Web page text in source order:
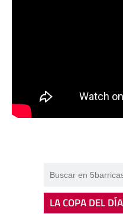
LA COPA DEL DÍA